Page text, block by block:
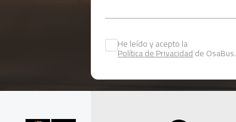
He leído y acepto la
Política de Privacidadde OsaBus.